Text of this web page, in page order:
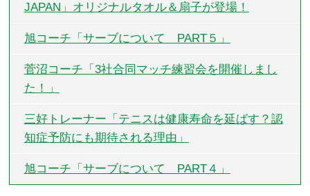
JAPAN」オリジナルタオル＆扇子が登場！
旭コーチ「サーブについて PART５」
菅沼コーチ「3社合同マッチ練習会を開催しまし
た！」
三好トレーナー「テニスは健康寿命を延ばす？認
知症予防にも期待される理由」
旭コーチ「サーブについて PART４」